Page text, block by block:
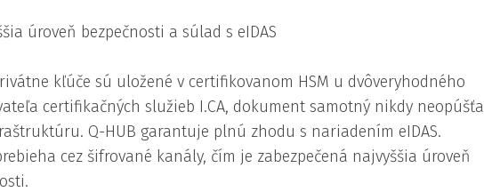
úroveň bezpečnosti a súlad s eIDAS
kľúče sú uložené v certifikovanom HSM u dvôveryhodného
certifikačných služieb I.CA, dokument samotný nikdy neopúšťa
Q-HUB garantuje plnú zhodu s nariadením eIDAS.
cez šifrované kanály, čím je zabezpečená najvyššia úroveň